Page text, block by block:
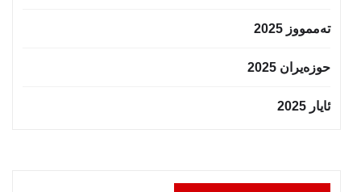
تەممووز 2025
حوزه‌یران 2025
ئایار 2025